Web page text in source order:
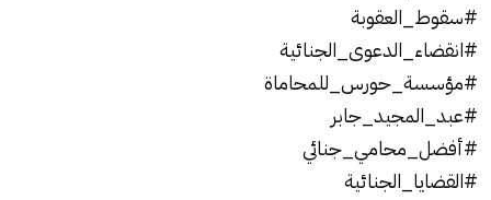
#سقوط_العقوبة
#انقضاء_الدعوى_الجنائية
#مؤسسة_حورس_للمحاماة
#عبد_المجيد_جابر
#أفضل_محامي_جنائي
#القضايا_الجنائية